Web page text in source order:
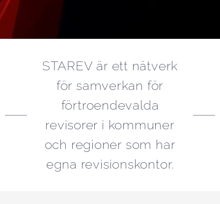
STAREV är ett nätverk
för samverkan för
förtroendevalda
revisorer i kommuner
och regioner som har
egna revisionskontor.